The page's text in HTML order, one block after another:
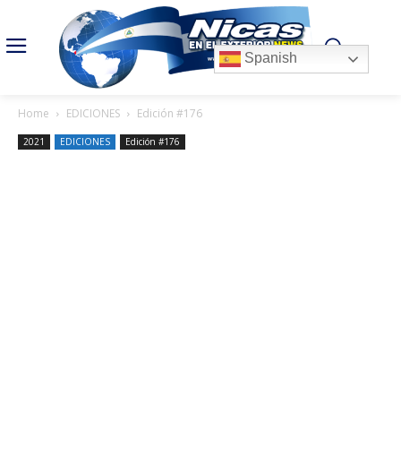
Home EDICIONES Edición #176
2021 EDICIONES Edición #176
Spanish